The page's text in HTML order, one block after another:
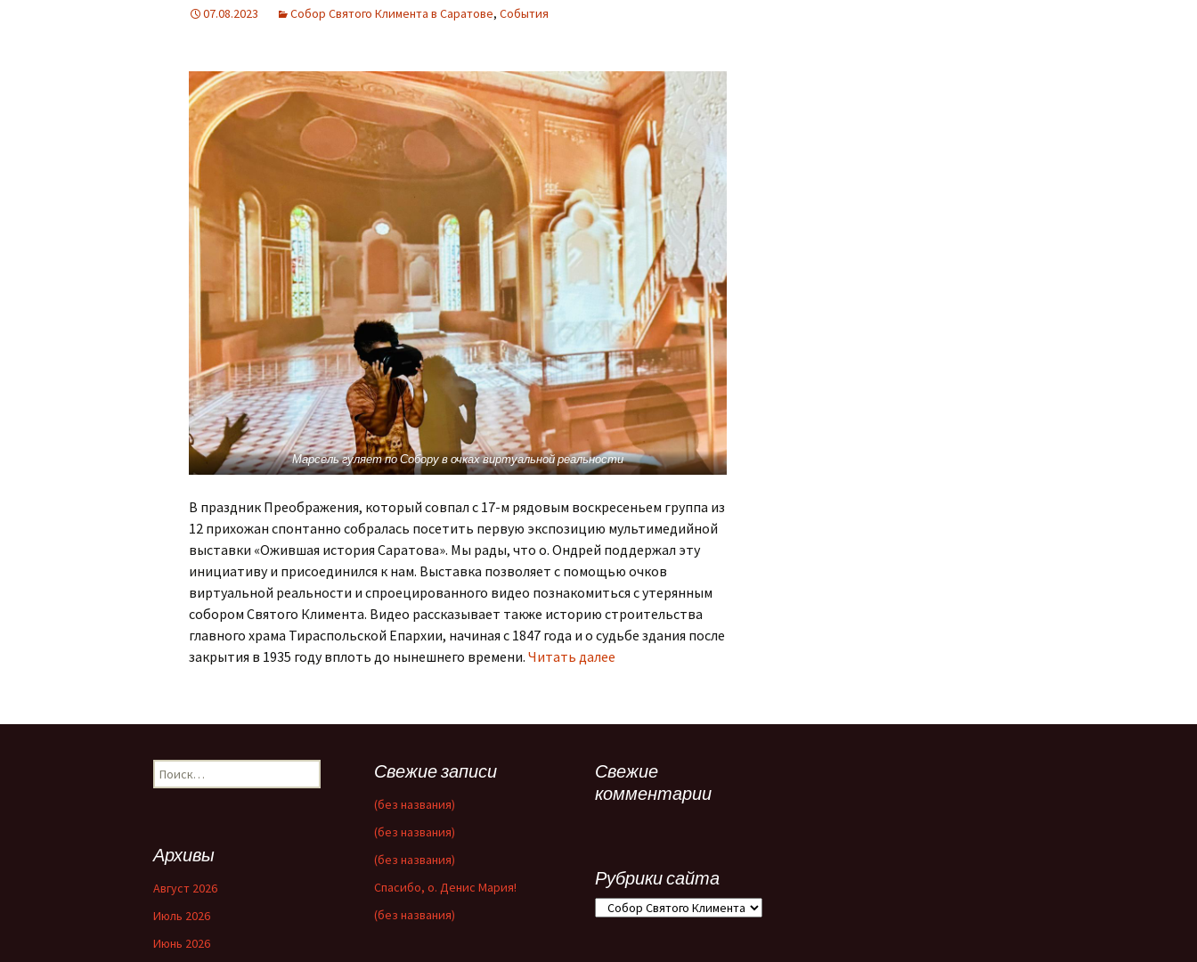
07.08.2023 Собор Святого Климента в Саратове, События
Марсель гуляет по Собору в очках виртуальной реальности
В праздник Преображения, который совпал с 17-м рядовым воскресеньем группа из
12 прихожан спонтанно собралась посетить первую экспозицию мультимедийной
выставки «Ожившая история Саратова». Мы рады, что о. Ондрей поддержал эту
инициативу и присоединился к нам. Выставка позволяет с помощью очков
виртуальной реальности и спроецированного видео познакомиться с утерянным
собором Святого Климента. Видео рассказывает также историю строительства
главного храма Тираспольской Епархии, начиная с 1847 года и о судьбе здания после
закрытия в 1935 году вплоть до нынешнего времени. Читать далее
Найти: Свежие записи
(без названия)
(без названия)
(без названия)
Спасибо, о. Денис Мария!
(без названия)
Свежие
комментарии
Архивы
Август 2026
Июль 2026
Июнь 2026
Рубрики сайта
Рубрики